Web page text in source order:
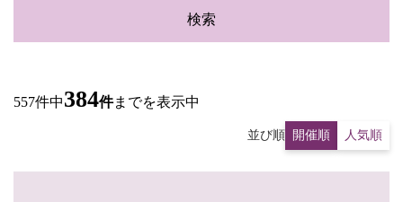
検索
557件中384件までを表示中
並び順 開催順 人気順